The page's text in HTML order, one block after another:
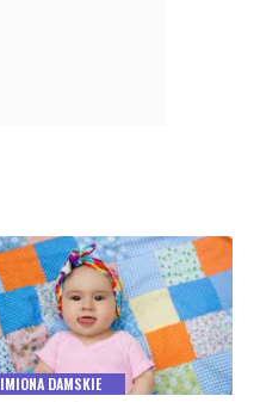
IMIONA DAMSKIE